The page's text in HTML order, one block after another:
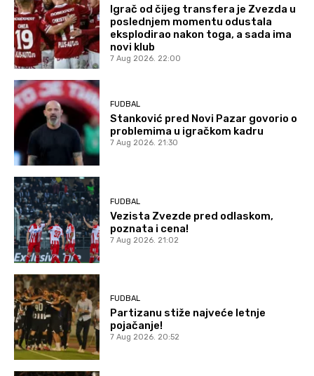
Igrač od čijeg transfera je Zvezda u
poslednjem momentu odustala
eksplodirao nakon toga, a sada ima
novi klub
7 Aug 2026. 22:00
FUDBAL
Stanković pred Novi Pazar govorio o
problemima u igračkom kadru
7 Aug 2026. 21:30
FUDBAL
Vezista Zvezde pred odlaskom,
poznata i cena!
7 Aug 2026. 21:02
FUDBAL
Partizanu stiže najveće letnje
pojačanje!
7 Aug 2026. 20:52